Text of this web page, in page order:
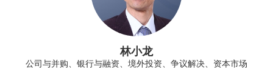
林小龙
公司与并购、银行与融资、境外投资、争议解决、资本市场